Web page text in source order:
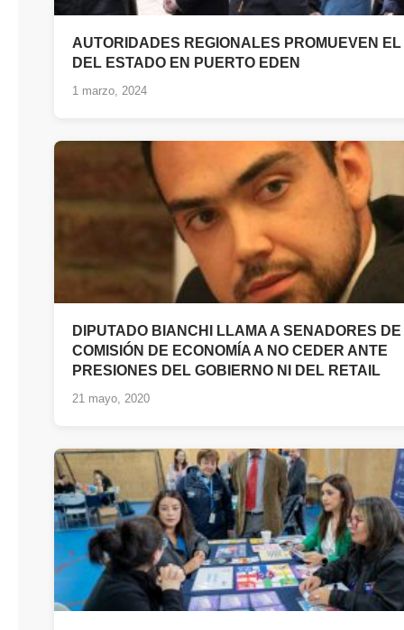
AUTORIDADES REGIONALES PROMUEVEN
DEL ESTADO EN PUERTO EDEN
1 marzo, 2024
DIPUTADO BIANCHI LLAMA A SENADORES DE
COMISIÓN DE ECONOMÍA A NO CEDER ANTE
PRESIONES DEL GOBIERNO NI DEL RETAIL
21 mayo, 2020